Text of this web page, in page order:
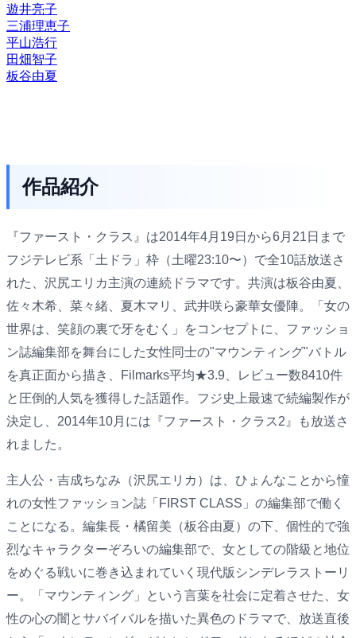
遊井亮子
三浦理恵子
平山浩行
田畑智子
板谷由夏
作品紹介
『ファースト・クラス』は2014年4月19日から6月21日まで
フジテレビ系「土ドラ」枠（土曜23:10〜）で全10話放送さ
れた、沢尻エリカ主演の連続ドラマです。共演は板谷由夏、
佐々木希、菜々緒、夏木マリ、武井咲ら豪華女優陣。「女の
世界は、笑顔の裏で牙をむく」をコンセプトに、ファッショ
ン誌編集部を舞台にした女性同士の"マウンティング"バトル
を真正面から描き、Filmarks平均★3.9、レビュー数8410件
と圧倒的人気を獲得した話題作。フジ史上最速で続編製作が
決定し、2014年10月には『ファースト・クラス2』も放送さ
れました。
主人公・吉成ちなみ（沢尻エリカ）は、ひょんなことから憧
れの女性ファッション誌「FIRST CLASS」の編集部で働く
ことになる。編集長・橘留美（板谷由夏）の下、個性的で強
烈なキャラクターぞろいの編集部で、女としての階級と地位
をめぐる戦いに巻き込まれていく現代版シンデレラストーリ
ー。「マウンティング」という言葉を社会に定着させた、女
性の心の闇とサバイバルを描いた異色のドラマで、放送直後